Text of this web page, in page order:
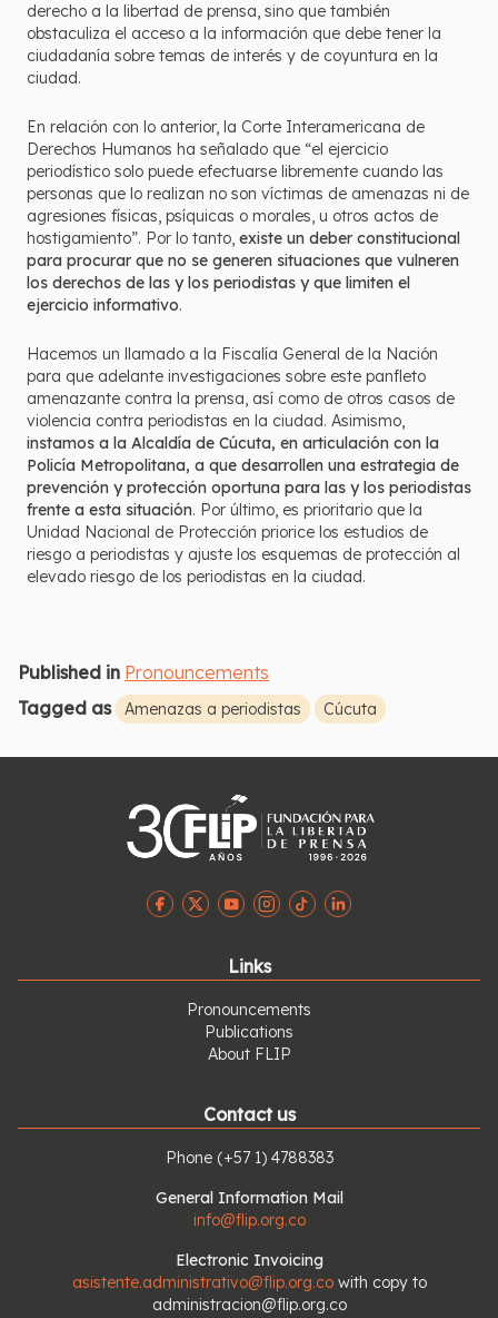
derecho a la libertad de prensa, sino que también
obstaculiza el acceso a la información que debe tener la
ciudadanía sobre temas de interés y de coyuntura en la
ciudad.
En relación con lo anterior, la Corte Interamericana de
Derechos Humanos ha señalado que “el ejercicio
periodístico solo puede efectuarse libremente cuando las
personas que lo realizan no son víctimas de amenazas ni de
agresiones físicas, psíquicas o morales, u otros actos de
hostigamiento”. Por lo tanto, existe un deber constitucional
para procurar que no se generen situaciones que vulneren
los derechos de las y los periodistas y que limiten el
ejercicio informativo.
Hacemos un llamado a la Fiscalía General de la Nación
para que adelante investigaciones sobre este panfleto
amenazante contra la prensa, así como de otros casos de
violencia contra periodistas en la ciudad. Asimismo,
instamos a la Alcaldía de Cúcuta, en articulación con la
Policía Metropolitana, a que desarrollen una estrategia de
prevención y protección oportuna para las y los periodistas
frente a esta situación. Por último, es prioritario que la
Unidad Nacional de Protección priorice los estudios de
riesgo a periodistas y ajuste los esquemas de protección al
elevado riesgo de los periodistas en la ciudad.
Published in Pronouncements
Tagged as
Amenazas a periodistas Cúcuta
Links
Pronouncements
Publications
About FLIP
Contact us
Phone (+57 1) 4788383
General Information Mail
info@flip.org.co
Electronic Invoicing
asistente.administrativo@flip.org.co with copy to
administracion@flip.org.co